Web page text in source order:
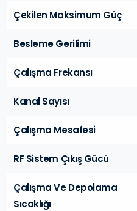
Çekilen Maksimum Güç
Besleme Gerilimi
Çalışma Frekansı
Kanal Sayısı
Çalışma Mesafesi
RF Sistem Çıkış Gücü
Çalışma Ve Depolama
Sıcaklığı